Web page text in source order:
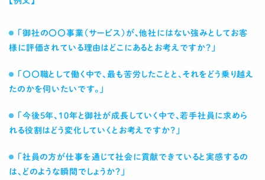
「御社の〇〇事業（サービス）が、他社にはない強みとしてお客
様に評価されている理由はどこにあるとお考えですか？」
「〇〇職として働く中で、最も苦労したことと、それをどう乗り越え
たのかを伺いたいです。」
「今後5年、10年と御社が成長していく中で、若手社員に求めら
れる役割はどう変化していくとお考えですか？」
「社員の方が仕事を通じて社会に貢献できていると実感するの
は、どのような瞬間でしょうか？」